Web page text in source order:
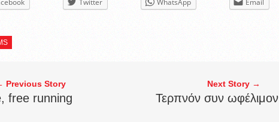
Twitter WhatsApp Email
Previous Story
free running
Next Story →
Τερπνόν συν ωφέλιμον